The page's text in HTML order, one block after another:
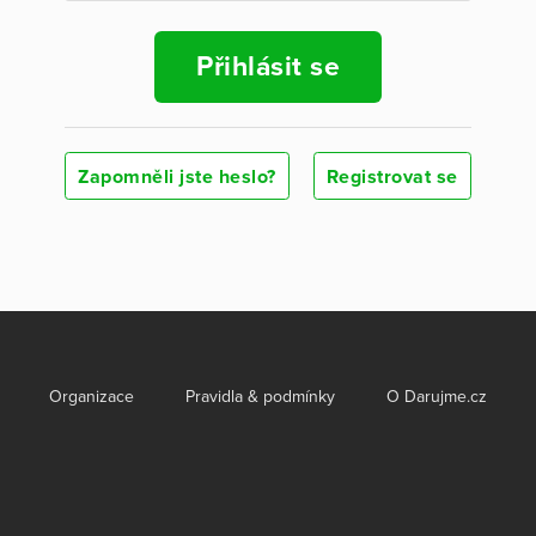
Přihlásit se
Zapomněli jste heslo? Registrovat se
Organizace Pravidla & podmínky O Darujme.cz